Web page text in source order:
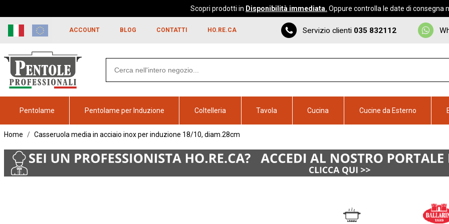
Scopri prodotti in Disponibilità immediata. Oppure controlla le date di consegna
ACCOUNT BLOG CONTATTI HO.RE.CA Servizio clienti 035 832112
products
Pentolame Pentolame per Induzione Coltelleria Tavola Cucina Cucine da Esterno
Home Casseruola media in acciaio inox per induzione 18/10, diam.28cm